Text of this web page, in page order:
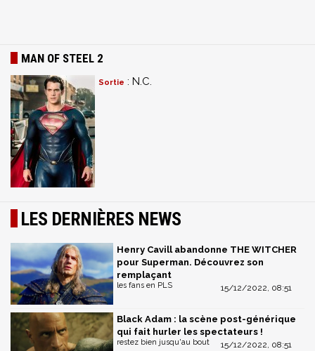
MAN OF STEEL 2
Sortie : N.C.
LES DERNIÈRES NEWS
Henry Cavill abandonne THE WITCHER
pour Superman. Découvrez son
remplaçant
15/12/2022, 08:51
les fans en PLS
Black Adam : la scène post-générique
qui fait hurler les spectateurs !
15/12/2022, 08:51
restez bien jusqu'au bout